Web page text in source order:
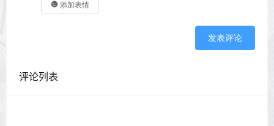
添加表情
发表评论
评论列表